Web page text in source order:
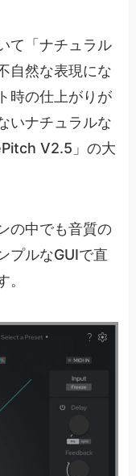
て「ナチュラル
自然な表現にな
時の仕上がりが
いナチュラルな
V2.5」の大
の中でも音質の
プルなGUIで直